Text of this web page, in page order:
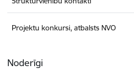
Projektu konkursi, atbalsts NVO
Noderīgi